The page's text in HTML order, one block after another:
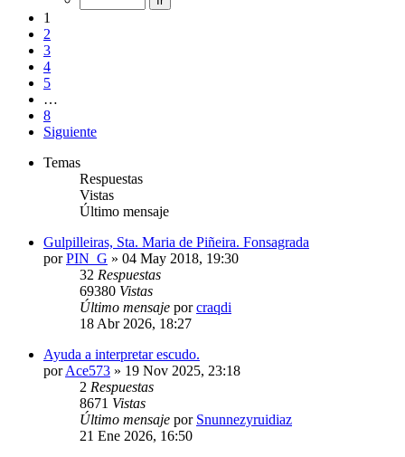
1
2
3
4
5
…
8
Siguiente
Temas
Respuestas
Vistas
Último mensaje
Gulpilleiras, Sta. Maria de Piñeira. Fonsagrada
porPIN_G » 04 May 2018, 19:30
32 Respuestas
69380 Vistas
Último mensaje porcraqdi
18 Abr 2026, 18:27
Ayuda a interpretar escudo.
porAce573 » 19 Nov 2025, 23:18
2 Respuestas
8671 Vistas
Último mensaje por Snunnezyruidiaz
21 Ene 2026, 16:50